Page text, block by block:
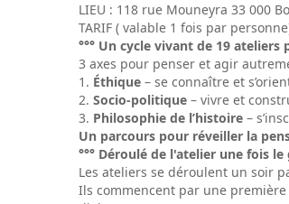
LIEU : 118 rue Mouneyra 33 000
TARIF ( valable 1 fois par
°°° Un cycle vivant de 19
3 axes pour penser et agir
Éthique – se connaître et
Socio-politique – vivre et
Philosophie de l’histoire –
Un parcours pour réveiller la
°°° Déroulé de l'atelier une fois
Les ateliers se déroulent un soir
Ils commencent par une